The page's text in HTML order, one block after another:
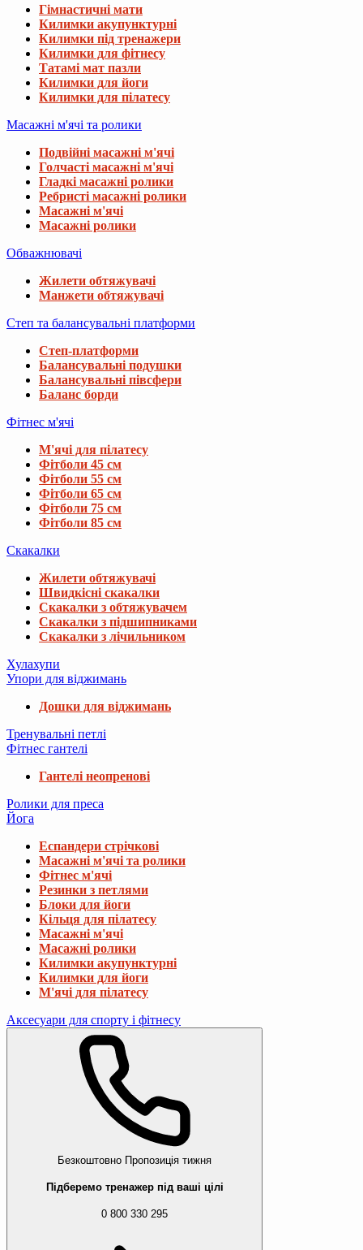
Гімнастичні мати
Килимки акупунктурні
Килимки під тренажери
Килимки для фітнесу
Татамі мат пазли
Килимки для йоги
Килимки для пілатесу
Масажні м'ячі та ролики
Подвійні масажні м'ячі
Голчасті масажні м'ячі
Гладкі масажні ролики
Ребристі масажні ролики
Масажні м'ячі
Масажні ролики
Обважнювачі
Жилети обтяжувачі
Манжети обтяжувачі
Степ та балансувальні платформи
Степ-платформи
Балансувальні подушки
Балансувальні півсфери
Баланс борди
Фітнес м'ячі
М'ячі для пілатесу
Фітболи 45 см
Фітболи 55 см
Фітболи 65 см
Фітболи 75 см
Фітболи 85 см
Скакалки
Жилети обтяжувачі
Швидкісні скакалки
Скакалки з обтяжувачем
Скакалки з підшипниками
Скакалки з лічильником
Хулахупи
Упори для віджимань
Дошки для віджимань
Тренувальні петлі
Фітнес гантелі
Гантелі неопренові
Ролики для преса
Йога
Еспандери стрічкові
Масажні м'ячі та ролики
Фітнес м'ячі
Резинки з петлями
Блоки для йоги
Кільця для пілатесу
Масажні м'ячі
Масажні ролики
Килимки акупунктурні
Килимки для йоги
М'ячі для пілатесу
Аксесуари для спорту і фітнесу
Безкоштовно Пропозиція тижня
Підберемо тренажер під ваші цілі
0 800 330 295